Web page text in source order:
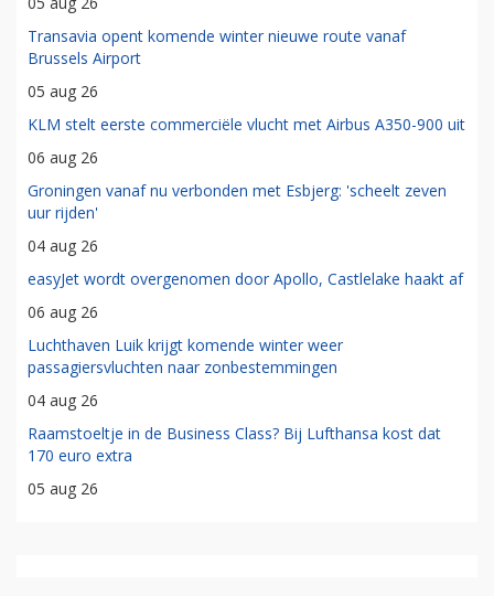
Transavia opent komende winter nieuwe route vanaf
Brussels Airport
05 aug 26
KLM stelt eerste commerciële vlucht met Airbus A350-900 uit
06 aug 26
Groningen vanaf nu verbonden met Esbjerg: 'scheelt zeven
uur rijden'
04 aug 26
easyJet wordt overgenomen door Apollo, Castlelake haakt af
06 aug 26
Luchthaven Luik krijgt komende winter weer
passagiersvluchten naar zonbestemmingen
04 aug 26
Raamstoeltje in de Business Class? Bij Lufthansa kost dat
170 euro extra
05 aug 26